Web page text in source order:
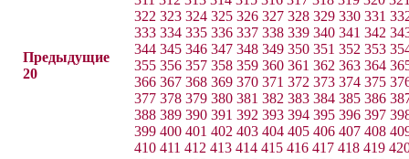
Предыдущие
20
322 323 324 325 326 327 328 329 330 331
333 334 335 336 337 338 339 340 341 342
344 345 346 347 348 349 350 351 352 353
355 356 357 358 359 360 361 362 363 364
366 367 368 369 370 371 372 373 374 375
377 378 379 380 381 382 383 384 385 386
388 389 390 391 392 393 394 395 396 397
399 400 401 402 403 404 405 406 407 408
410 411 412 413 414 415 416 417 418 419